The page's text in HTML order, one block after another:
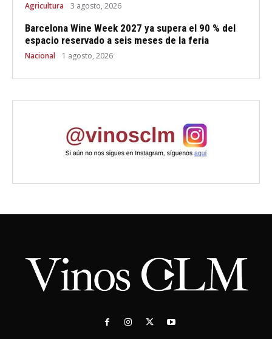
Agricultura 3 agosto, 2026
Barcelona Wine Week 2027 ya supera el 90 % del
espacio reservado a seis meses de la feria
Nacional 1 agosto, 2026